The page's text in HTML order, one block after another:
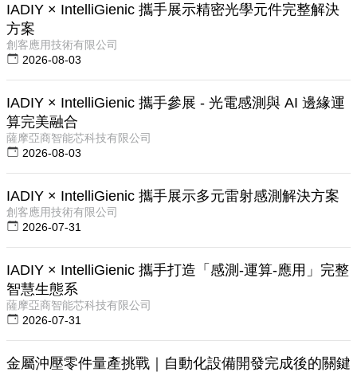
IADIY × IntelliGienic 攜手展示精密光學元件完整解決
方案
創客應用技術有限公司
2026-08-03
IADIY × IntelliGienic 攜手參展 - 光電感測與 AI 邊緣運
算完美融合
薩摩亞商智能芯科技有限公司
2026-08-03
IADIY × IntelliGienic 攜手展示多元雷射感測解決方案
創客應用技術有限公司
2026-07-31
IADIY × IntelliGienic 攜手打造「感測-運算-應用」完整
智慧生態系
薩摩亞商智能芯科技有限公司
2026-07-31
金屬沖壓零件量產挑戰｜自動化設備開發完成後的關鍵